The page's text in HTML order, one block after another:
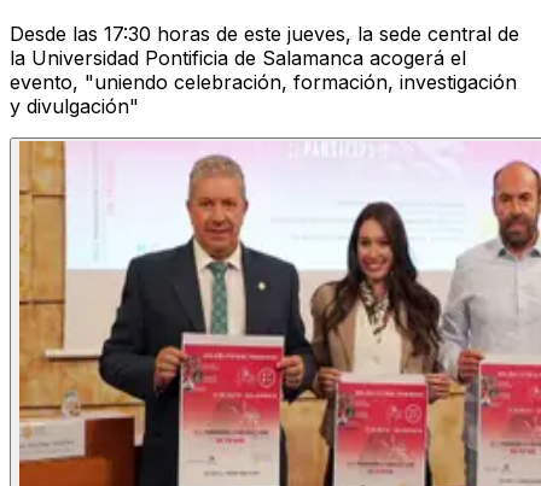
Desde las 17:30 horas de este jueves, la sede central de
la Universidad Pontificia de Salamanca acogerá el
evento, "uniendo celebración, formación, investigación
y divulgación"